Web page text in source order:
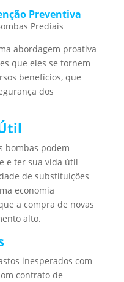
Preventiva
Prediais
abordagem proativa
que eles se tornem
benefícios, que
dos
bombas podem
e ter sua vida útil
de substituições
economia
a compra de novas
alto.
inesperados com
contrato de